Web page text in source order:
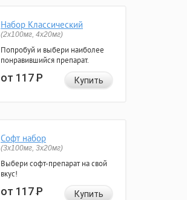
Набор Классический
(2x100мг, 4x20мг)
Попробуй и выбери наиболее
понравившийся препарат.
от 117Р Купить
Софт набор
(3x100мг, 3x20мг)
Выбери софт-препарат на свой
вкус!
от 117Р Купить